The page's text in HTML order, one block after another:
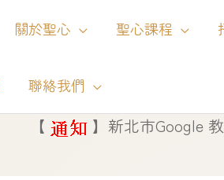
關於聖心 聖心課程
聯絡我們
新北市Google 教育帳號